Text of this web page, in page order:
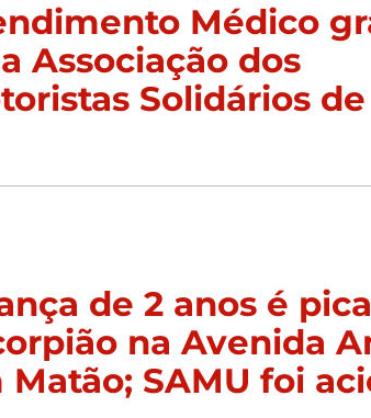
Médico
Associação dos
Solidários
de 2 anos é
na Avenida
Matão; SAMU foi